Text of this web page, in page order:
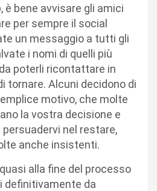
bene avvisare gli amici
per sempre il social
un messaggio a tutti gli
i nomi di quelli più
poterli ricontattare in
tornare. Alcuni decidono di
motivo, che molte
la vostra decisione e
nel restare,
anche insistenti.
alla fine del processo
definitivamente da